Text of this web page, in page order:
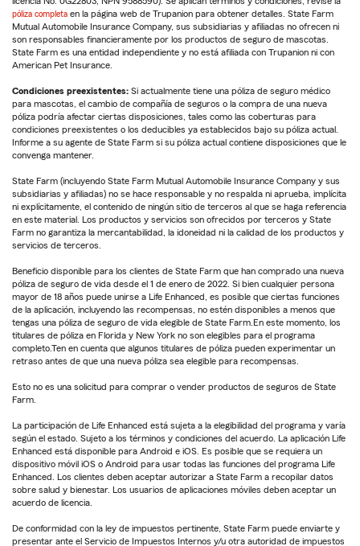
póliza completa en la página web de Trupanion para obtener detalles. State Farm
Mutual Automobile Insurance Company, sus subsidiarias y afiliadas no ofrecen ni
son responsables financieramente por los productos de seguro de mascotas.
State Farm es una entidad independiente y no está afiliada con Trupanion ni con
American Pet Insurance.
Condiciones preexistentes: Si actualmente tiene una póliza de seguro médico
para mascotas, el cambio de compañía de seguros o la compra de una nueva
póliza podría afectar ciertas disposiciones, tales como las coberturas para
condiciones preexistentes o los deducibles ya establecidos bajo su póliza actual.
Informe a su agente de State Farm si su póliza actual contiene disposiciones que le
convenga mantener.
State Farm (incluyendo State Farm Mutual Automobile Insurance Company y sus
subsidiarias y afiliadas) no se hace responsable y no respalda ni aprueba, implícita
ni explícitamente, el contenido de ningún sitio de terceros al que se haga referencia
en este material. Los productos y servicios son ofrecidos por terceros y State
Farm no garantiza la mercantabilidad, la idoneidad ni la calidad de los productos y
servicios de terceros.
Beneficio disponible para los clientes de State Farm que han comprado una nueva
póliza de seguro de vida desde el 1 de enero de 2022. Si bien cualquier persona
mayor de 18 años puede unirse a Life Enhanced, es posible que ciertas funciones
de la aplicación, incluyendo las recompensas, no estén disponibles a menos que
tengas una póliza de seguro de vida elegible de State Farm.En este momento, los
titulares de póliza en Florida y New York no son elegibles para el programa
completo.Ten en cuenta que algunos titulares de póliza pueden experimentar un
retraso antes de que una nueva póliza sea elegible para recompensas.
Esto no es una solicitud para comprar o vender productos de seguros de State
Farm.
La participación de Life Enhanced está sujeta a la elegibilidad del programa y varía
según el estado. Sujeto a los términos y condiciones del acuerdo. La aplicación Life
Enhanced está disponible para Android e iOS. Es posible que se requiera un
dispositivo móvil iOS o Android para usar todas las funciones del programa Life
Enhanced. Los clientes deben aceptar autorizar a State Farm a recopilar datos
sobre salud y bienestar. Los usuarios de aplicaciones móviles deben aceptar un
acuerdo de licencia.
De conformidad con la ley de impuestos pertinente, State Farm puede enviarte y
presentar ante el Servicio de Impuestos Internos y/u otra autoridad de impuestos